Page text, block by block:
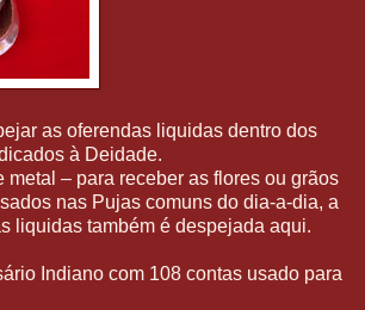
as oferendas liquidas dentro dos
à Deidade.
metal – para receber as flores ou grãos
nas Pujas comuns do dia-a-dia, a
liquidas também é despejada aqui.
Indiano com 108 contas usado para